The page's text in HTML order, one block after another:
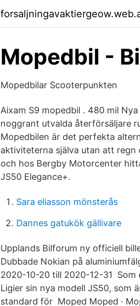
Mopedbil -
Mopedbilar Scooterpunkten
Aixam S9 mopedbil . 480 mil
noggrant utvalda återförsäljare
Mopedbilen är det perfekta
aktiviteterna själva utan att
och hos Bergby Motorcenter
JS50 Elegance+.
Sara eliasson mönsterås
Dannes gatukök gällivare
Upplands Bilforum ny officiell
Dubbade Nokian på
2020-10-20 till 2020-12-31 Som
Ligier sin nya modell JS50, som
standard för Moped Moped ·